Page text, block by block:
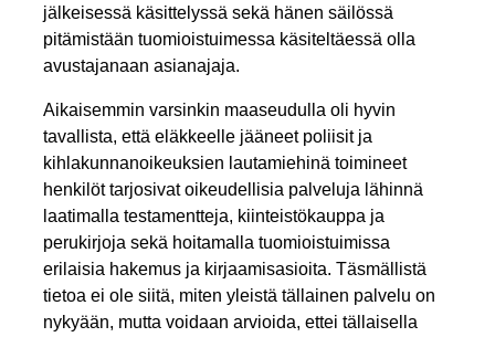
jälkeisessä käsittelyssä sekä hänen säilössä
pitämistään tuomioistuimessa käsiteltäessä olla
avustajanaan asianajaja.
Aikaisemmin varsinkin maaseudulla oli hyvin
tavallista, että eläkkeelle jääneet poliisit ja
kihlakunnanoikeuksien lautamiehinä toimineet
henkilöt tarjosivat oikeudellisia palveluja lähinnä
laatimalla testamentteja, kiinteistökauppa ja
perukirjoja sekä hoitamalla tuomioistuimissa
erilaisia hakemus ja kirjaamisasioita. Täsmällistä
tietoa ei ole siitä, miten yleistä tällainen palvelu on
nykyään, mutta voidaan arvioida, ettei tällaisella